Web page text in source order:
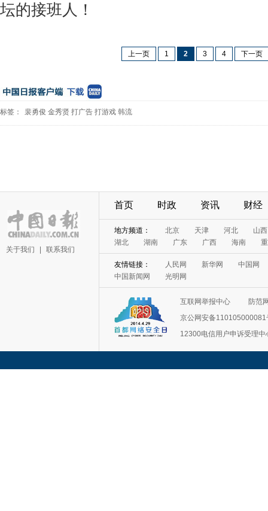
坛的接班人！
上一页 1 2 3 4 下一页
标签： 裴勇俊 金秀贤 打广告 打游戏 韩流
关于我们 联系我们
首页 时政 资讯 财经
地方频道： 北京 天津 河北
山西
湖北
湖南 广东 广西 海南
友情链接： 人民网 新华网
中国网
中国新闻网
光明网
互联网举报中心
防范
京公网安备110105000081
12300电信用户申诉受理中